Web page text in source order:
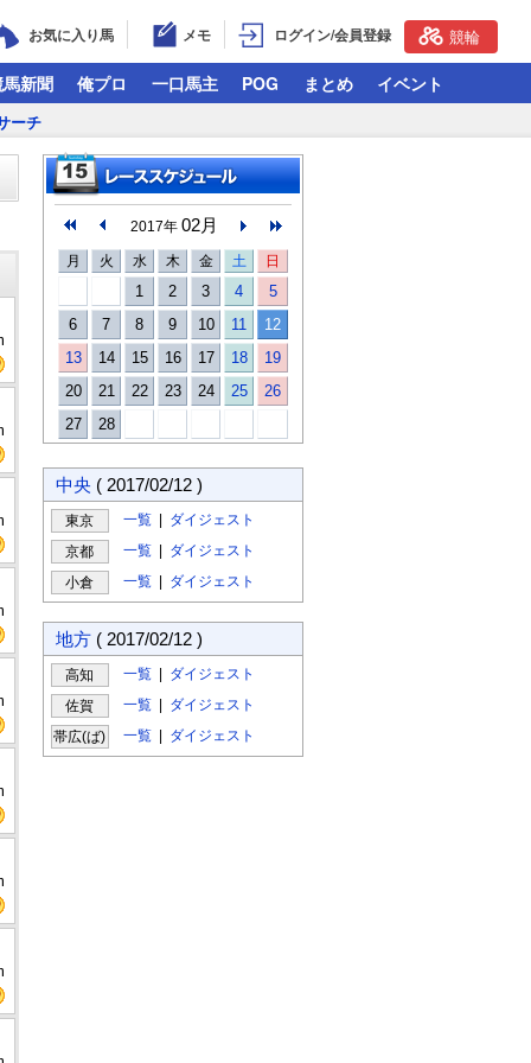
お気に入り馬 メモ ログイン/会員登録 競輪
新聞 俺プロ 一口馬主 POG まとめ イベント
ーチ
2017年 02月
月 火 水 木 金 土 日
1 2 3 4
5
6
7 8 9 10 11
12
13
14 15 16 17 18
19
20
21 22 23 24 25
26
27
28
中央 ( 2017/02/12 )
東京 一覧| ダイジェスト
京都 一覧| ダイジェスト
小倉 一覧| ダイジェスト
地方 ( 2017/02/12 )
高知 一覧| ダイジェスト
佐賀 一覧| ダイジェスト
帯広(ば) 一覧| ダイジェスト